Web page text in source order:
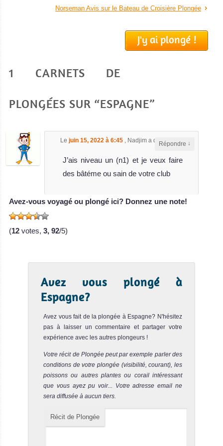
plongée quelque
peu
aventures de
froide!
Irlande Avis sur la
Grèce
destination
opportunités de
Europe
Les pays
comme
Norseman Avis sur le Bateau de Croisière Plongée
J'y ai plongé !
1 CARNETS DE
PLONGÉES SUR “ESPAGNE”
Le juin 15, 2022 à 6:45 , Nadjim a dit :
J’ais niveau un (n1) et je veux faire
des bâtéme ou sain de votre club
Répondre ↓
Avez-vous voyagé ou plongé ici? Donnez une note!
(12 votes, 3, 92/5)
Avez vous plongé à
Espagne?
Avez vous fait de la plongée à Espagne? N'hésitez
pas à laisser un commentaire et partager votre
expérience avec les autres plongeurs !
Votre récit de Plongée peut par exemple parler des
conditions de votre plongée (visibilité, courant), les
poissons ou autres plantes ou corail intéressant
que vous ayez pu voir... Votre adresse email ne
sera diffusée à aucun tiers.
Récit de Plongée